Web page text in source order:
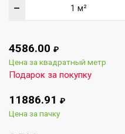
−
4586.00 ₽
Цена за квадратный метр
Подарок за покупку
11886.91 ₽
Цена за пачку